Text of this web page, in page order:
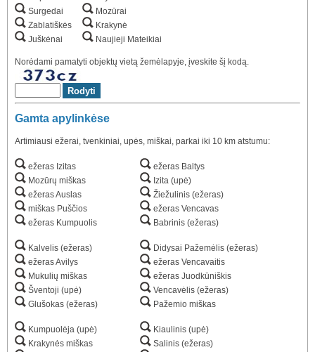
Surgedai
Zablatiškės
Juškėnai
Mozūrai
Krakynė
Naujieji Mateikiai
Norėdami pamatyti objektų vietą žemėlapyje, įveskite šį kodą.
Gamta apylinkėse
Artimiausi ežerai, tvenkiniai, upės, miškai, parkai iki 10 km atstumu:
ežeras Izitas
Mozūrų miškas
ežeras Auslas
miškas Puščios
ežeras Kumpuolis
Kalvelis (ežeras)
ežeras Avilys
Mukulių miškas
Šventoji (upė)
Glušokas (ežeras)
Kumpuolėja (upė)
Krakynės miškas
ežeras Baltys
Izita (upė)
Žiežulinis (ežeras)
ežeras Vencavas
Babrinis (ežeras)
Didysai Pažemėlis (ežeras)
ežeras Vencavaitis
ežeras Juodkūniškis
Vencavėlis (ežeras)
Pažemio miškas
Kiaulinis (upė)
Salinis (ežeras)